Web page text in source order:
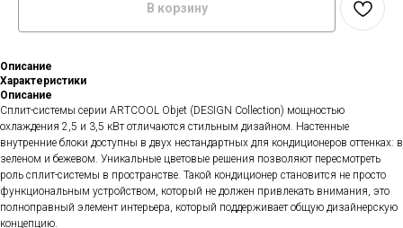
В корзину
Описание
Характеристики
Описание
Сплит-системы серии ARTCOOL Objet (DESIGN Collection) мощностью
охлаждения 2,5 и 3,5 кВт отличаются стильным дизайном. Настенные
внутренние блоки доступны в двух нестандартных для кондиционеров оттенках: в
зеленом и бежевом. Уникальные цветовые решения позволяют пересмотреть
роль сплит-системы в пространстве. Такой кондиционер становится не просто
функциональным устройством, который не должен привлекать внимания, это
полноправный элемент интерьера, который поддерживает общую дизайнерскую
концепцию.